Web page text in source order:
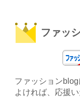
ファッ
ファッションblog
よければ、応援